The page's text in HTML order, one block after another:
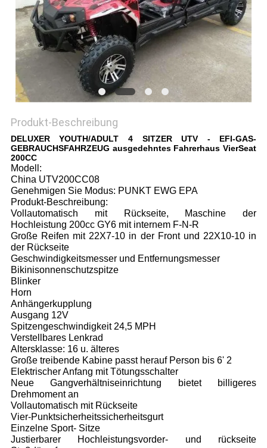
Produkt-Beschreibung
DELUXER YOUTH/ADULT 4 SITZER UTV - EFI-GAS-
GEBRAUCHSFAHRZEUG ausgedehntes Fahrerhaus VierSeat
200CC
Modell:
China UTV200CC08
Genehmigen Sie Modus: PUNKT EWG EPA
Produkt-Beschreibung:
Vollautomatisch mit Rückseite, Maschine der
Hochleistung 200cc GY6 mit internem F-N-R
Große Reifen mit 22X7-10 in der Front und 22X10-10 in
der Rückseite
Geschwindigkeitsmesser und Entfernungsmesser
Bikinisonnenschutzspitze
Blinker
Horn
Anhängerkupplung
Ausgang 12V
Spitzengeschwindigkeit 24,5 MPH
Verstellbares Lenkrad
Altersklasse: 16 u. älteres
Große treibende Kabine passt herauf Person bis 6' 2
Elektrischer Anfang mit Tötungsschalter
Neue Gangverhältniseinrichtung bietet billigeres
Drehmoment an
Vollautomatisch mit Rückseite
Vier-Punktsicherheitssicherheitsgurt
Einzelne Sport- Sitze
Justierbarer Hochleistungsvorder- und rückseite